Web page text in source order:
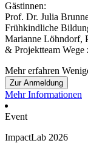
Gästinnen:
Prof. Dr. Julia
Frühkindliche
Marianne Löhndorf,
& Projektteam Wege
Mehr erfahren
Zur Anmeldung
Mehr Informationen
Event
ImpactLab 2026